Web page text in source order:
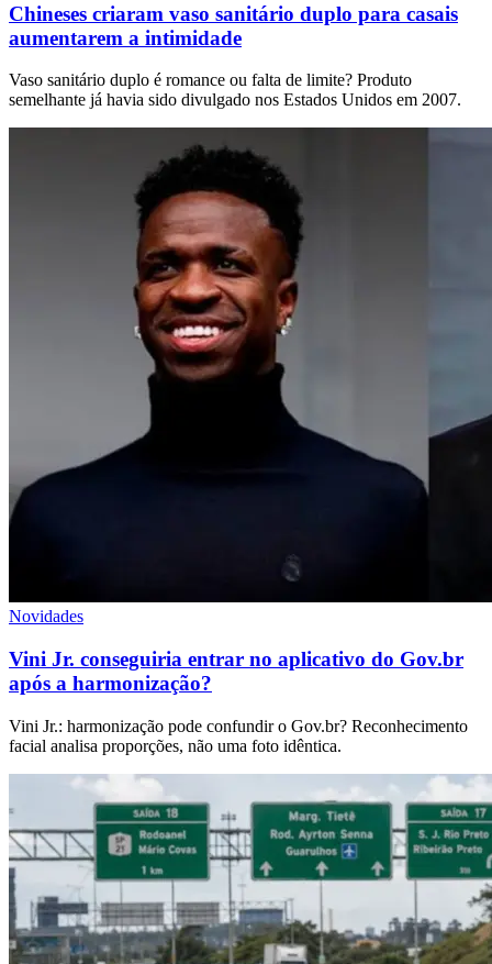
Chineses criaram vaso sanitário duplo para casais
aumentarem a intimidade
Vaso sanitário duplo é romance ou falta de limite? Produto
semelhante já havia sido divulgado nos Estados Unidos em 2007.
Novidades
Vini Jr. conseguiria entrar no aplicativo do Gov.br
após a harmonização?
Vini Jr.: harmonização pode confundir o Gov.br? Reconhecimento
facial analisa proporções, não uma foto idêntica.